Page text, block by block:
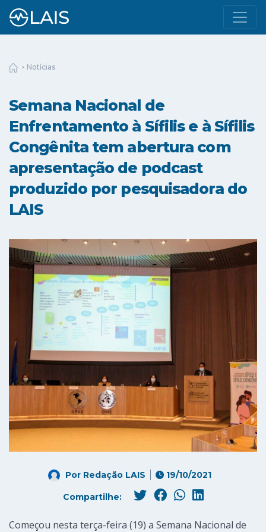
Notícias
Semana Nacional de
Enfrentamento à Sífilis e à Sífilis
Congênita tem abertura com
apresentação de podcast
produzido por pesquisadora do
LAIS
Por Redação LAIS 19/10/2021
Compartilhe:
Começou nesta terça-feira (19) a Semana Nacional de